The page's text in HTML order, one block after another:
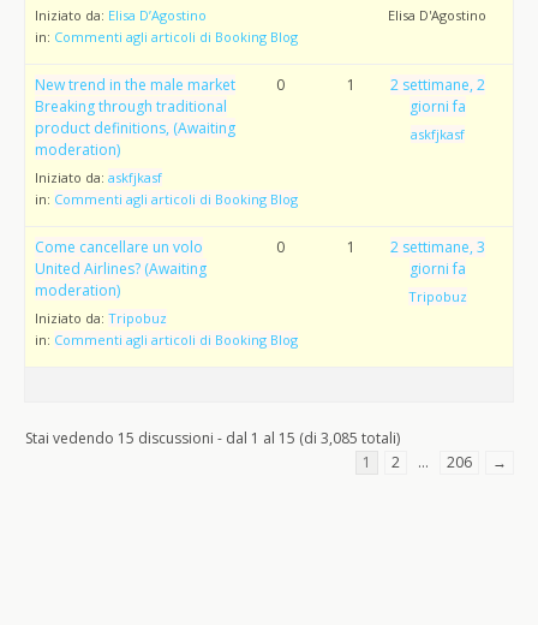
Iniziato da: Elisa D’Agostino
in: Commenti agli articoli di Booking Blog
Elisa D'Agostino
New trend in the male market
Breaking through traditional
product definitions, (Awaiting
moderation)
Iniziato da: askfjkasf
in: Commenti agli articoli di Booking Blog
0 1
2 settimane, 2
giorni fa
askfjkasf
Come cancellare un volo
United Airlines? (Awaiting
moderation)
Iniziato da: Tripobuz
in: Commenti agli articoli di Booking Blog
0 1
2 settimane, 3
giorni fa
Tripobuz
Stai vedendo 15 discussioni - dal 1 al 15 (di 3,085 totali)
1
2 … 206 →